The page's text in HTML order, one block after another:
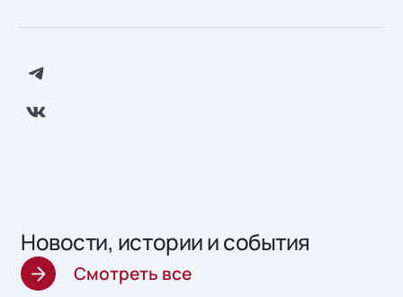
Новости, истории и события
Смотреть все